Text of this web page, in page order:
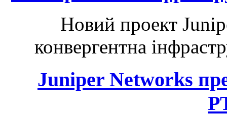
Новий проект
конвергентна
Juniper Networks